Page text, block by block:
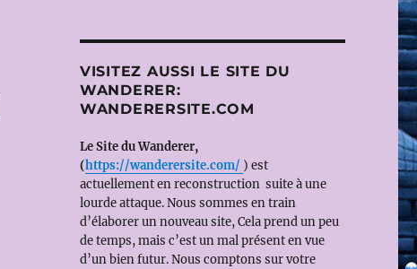
VISITEZ AUSSI LE SITE DU
WANDERER:
WANDERERSITE.COM
Le Site du Wanderer,
(https://wanderersite.com/ ) est
actuellement en reconstruction suite à une
lourde attaque. Nous sommes en train
d’élaborer un nouveau site, Cela prend un peu
de temps, mais c’est un mal présent en vue
d’un bien futur. Nous comptons sur votre